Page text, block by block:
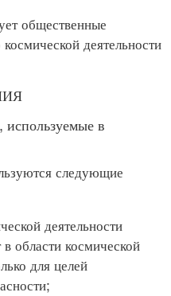
общественные
деятельности
в
следующие
деятельности
области космической
для целей